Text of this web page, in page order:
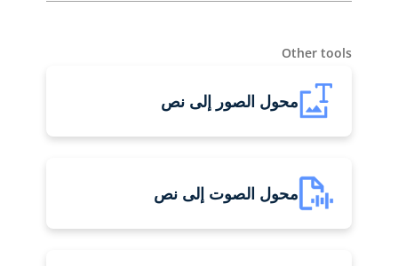
Other tools
محول الصور إلى نص
محول الصوت إلى نص